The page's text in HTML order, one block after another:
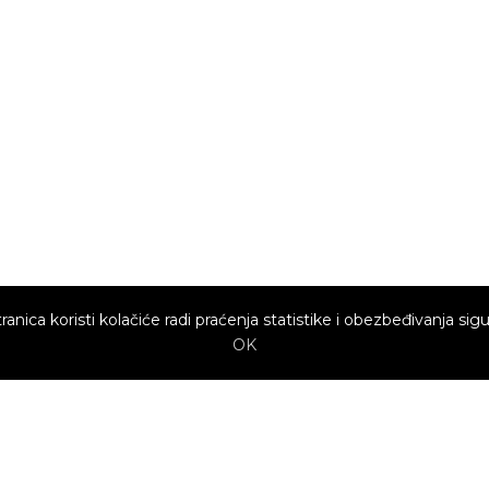
koristi kolačiće radi praćenja statistike i obezbeđivanja
OK